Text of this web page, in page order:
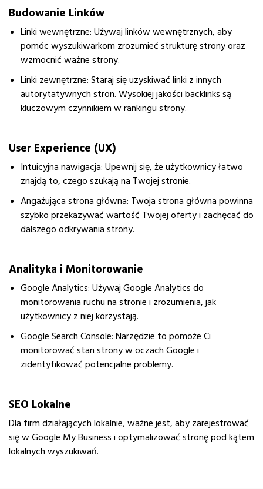
Budowanie Linków
Linki wewnętrzne: Używaj linków wewnętrznych, aby
pomóc wyszukiwarkom zrozumieć strukturę strony oraz
wzmocnić ważne strony.
Linki zewnętrzne: Staraj się uzyskiwać linki z innych
autorytatywnych stron. Wysokiej jakości backlinks są
kluczowym czynnikiem w rankingu strony.
User Experience (UX)
Intuicyjna nawigacja: Upewnij się, że użytkownicy łatwo
znajdą to, czego szukają na Twojej stronie.
Angażująca strona główna: Twoja strona główna powinna
szybko przekazywać wartość Twojej oferty i zachęcać do
dalszego odkrywania strony.
Analityka i Monitorowanie
Google Analytics: Używaj Google Analytics do
monitorowania ruchu na stronie i zrozumienia, jak
użytkownicy z niej korzystają.
Google Search Console: Narzędzie to pomoże Ci
monitorować stan strony w oczach Google i
zidentyfikować potencjalne problemy.
SEO Lokalne
Dla firm działających lokalnie, ważne jest, aby zarejestrować
się w Google My Business i optymalizować stronę pod kątem
lokalnych wyszukiwań.